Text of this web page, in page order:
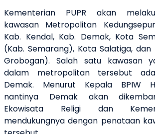
Kementerian PUPR akan
kawasan Metropolitan
Kab. Kendal, Kab. Demak, Kota
(Kab. Semarang), Kota Salatiga, dan
Grobogan). Salah satu kawasan
dalam metropolitan tersebut
Demak. Menurut Kepala BPIW
nantinya Demak akan
Ekowisata Religidan
mendukungnya dengan penataan